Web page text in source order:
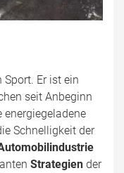
Er ist ein
seit Anbeginn
energiegeladene
Schnelligkeit der
Strategien der